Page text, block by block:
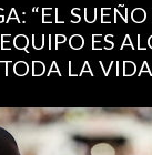
“EL
ES
LA